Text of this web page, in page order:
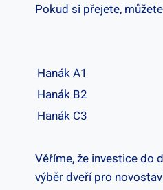
Pokud si přejete,
Hanák A1
Hanák B2
Hanák C3
Věříme, že investice do
výběr dveří pro